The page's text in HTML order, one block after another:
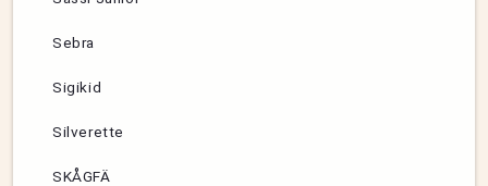
Sebra
Sigikid
Silverette
SKÅGFÄ